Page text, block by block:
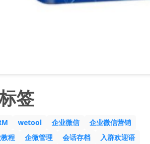
签
wetool 企业微信
企业微信营销
程 企微管理 会话存档
入群欢迎语